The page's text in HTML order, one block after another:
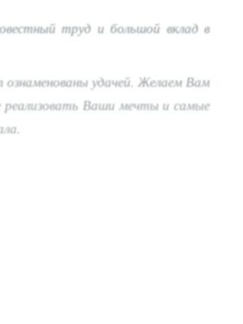
труд и большой вклад в
удачей. Желаем Вам
реализовать Ваши мечты и самые